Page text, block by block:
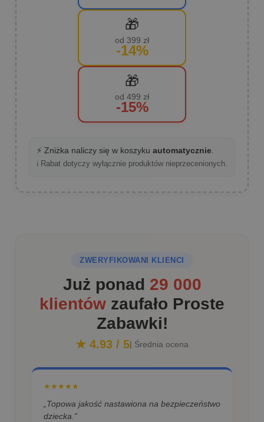
🎁
od 399 zł
-14%
🎁
od 499 zł
-15%
⚡ Zniżka naliczy się w koszyku automatycznie
ℹ️ Rabat dotyczy wyłącznie produktów nieprzecenionych.
ZWERYFIKOWANI KLIENCI
Już ponad 29 000
klientów zaufało Proste
Zabawki!
★ 4.93 / 5| Średnia ocena
★★★★★
„Topowa jakość nastawiona na bezpieczeństwo
dziecka.”